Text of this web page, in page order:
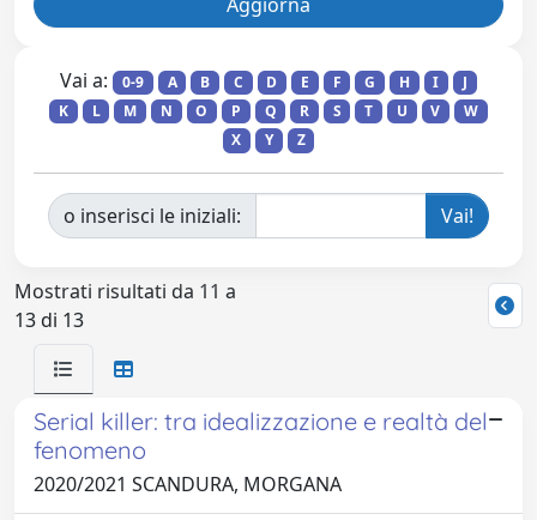
Vai a: 0-9 A B C D E F G H I
J
K
L M N O P Q R S T U V
W
X
Y Z
o inserisci le iniziali:
Mostrati risultati da 11 a
13 di 13
Serial killer: tra idealizzazione e realtà del
fenomeno
2020/2021 SCANDURA, MORGANA